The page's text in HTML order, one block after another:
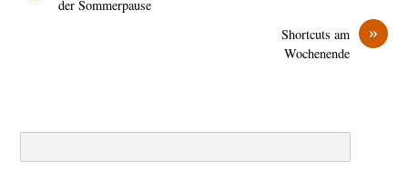
der Sommerpause
»
Shortcuts am
Wochenende